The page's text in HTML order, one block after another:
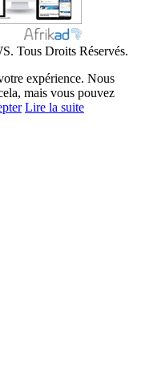
Tous Droits Réservés.
expérience. Nous
mais vous pouvez
Lire la suite